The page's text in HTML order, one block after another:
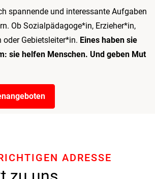
spannende und interessante Aufgaben
Ob Sozialpädagoge*in, Erzieher*in,
Gebietsleiter*in. Eines haben sie
sie helfen Menschen. Und geben Mut
ADRESSE